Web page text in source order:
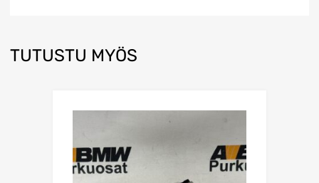
TUTUSTU MYÖS